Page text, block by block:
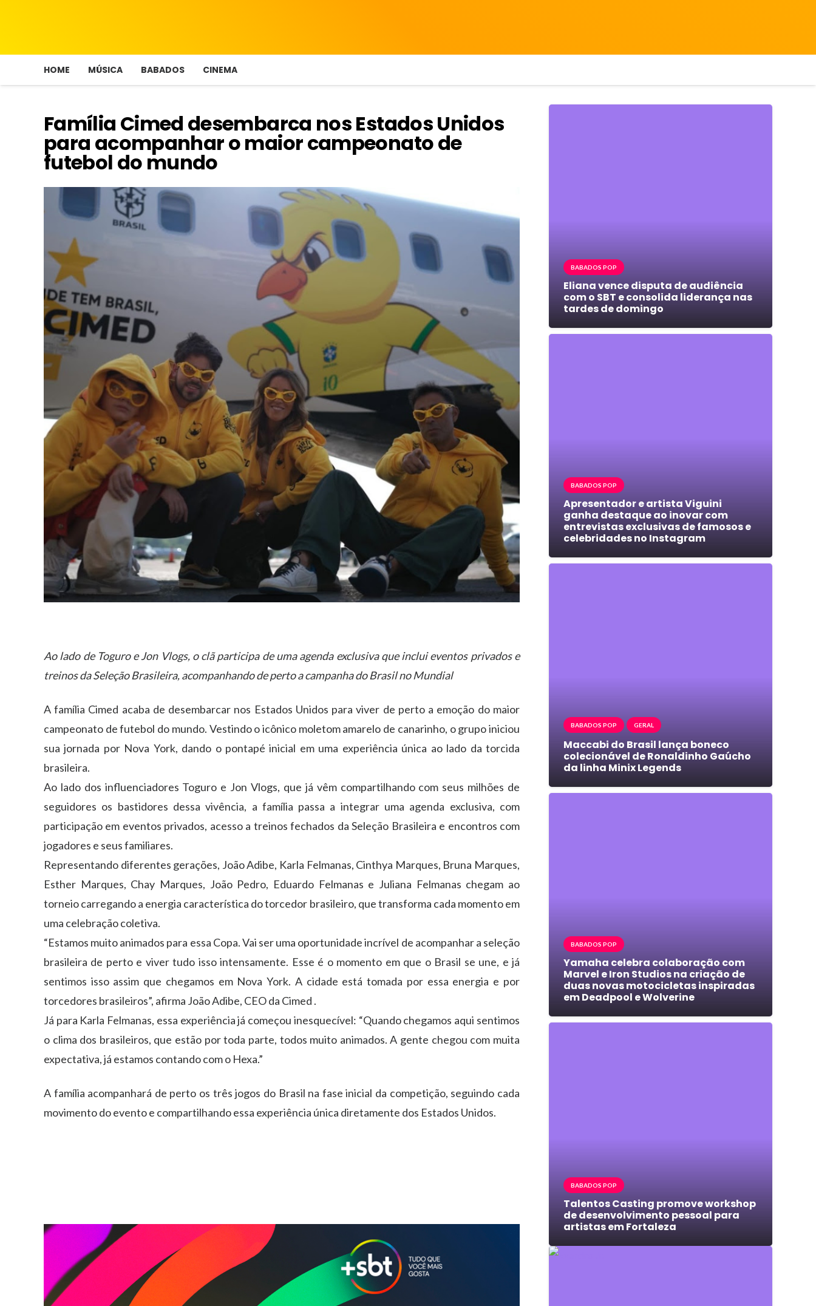
HOME MÚSICA BABADOS CINEMA
Família Cimed desembarca nos Estados Unidos
para acompanhar o maior campeonato de
futebol do mundo
Ao lado de Toguro e Jon Vlogs, o clã participa de uma agenda exclusiva que inclui eventos privados e
treinos da Seleção Brasileira, acompanhando de perto a campanha do Brasil no Mundial
A família Cimed acaba de desembarcar nos Estados Unidos para viver de perto a emoção do maior
campeonato de futebol do mundo. Vestindo o icônico moletom amarelo de canarinho, o grupo iniciou
sua jornada por Nova York, dando o pontapé inicial em uma experiência única ao lado da torcida
brasileira.
Ao lado dos influenciadores Toguro e Jon Vlogs, que já vêm compartilhando com seus milhões de
seguidores os bastidores dessa vivência, a família passa a integrar uma agenda exclusiva, com
participação em eventos privados, acesso a treinos fechados da Seleção Brasileira e encontros com
jogadores e seus familiares.
Representando diferentes gerações, João Adibe, Karla Felmanas, Cinthya Marques, Bruna Marques,
Esther Marques, Chay Marques, João Pedro, Eduardo Felmanas e Juliana Felmanas chegam ao
torneio carregando a energia característica do torcedor brasileiro, que transforma cada momento em
uma celebração coletiva.
“Estamos muito animados para essa Copa. Vai ser uma oportunidade incrível de acompanhar a seleção
brasileira de perto e viver tudo isso intensamente. Esse é o momento em que o Brasil se une, e já
sentimos isso assim que chegamos em Nova York. A cidade está tomada por essa energia e por
torcedores brasileiros”, afirma João Adibe, CEO da Cimed .
Já para Karla Felmanas, essa experiência já começou inesquecível: “Quando chegamos aqui sentimos
o clima dos brasileiros, que estão por toda parte, todos muito animados. A gente chegou com muita
expectativa, já estamos contando com o Hexa.”
A família acompanhará de perto os três jogos do Brasil na fase inicial da competição, seguindo cada
movimento do evento e compartilhando essa experiência única diretamente dos Estados Unidos.
BABADOS POP
Eliana vence disputa de audiência
com o SBT e consolida liderança nas
tardes de domingo
BABADOS POP
Apresentador e artista Viguini
ganha destaque ao inovar com
entrevistas exclusivas de famosos e
celebridades no Instagram
BABADOS POP GERAL
Maccabi do Brasil lança boneco
colecionável de Ronaldinho Gaúcho
da linha Minix Legends
BABADOS POP
Yamaha celebra colaboração com
Marvel e Iron Studios na criação de
duas novas motocicletas inspiradas
em Deadpool e Wolverine
BABADOS POP
Talentos Casting promove workshop
de desenvolvimento pessoal para
artistas em Fortaleza